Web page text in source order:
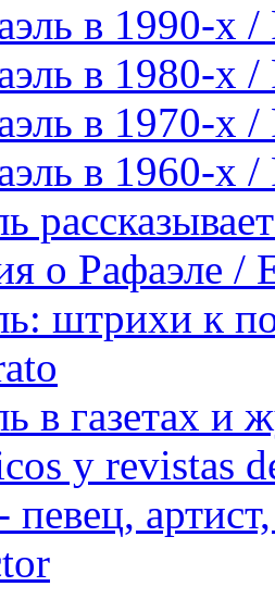
в 1990-х /
в 1980-х /
в 1970-х /
в 1960-х /
о Рафаэле /
штрихи к
в газетах и
y revistas
певец,